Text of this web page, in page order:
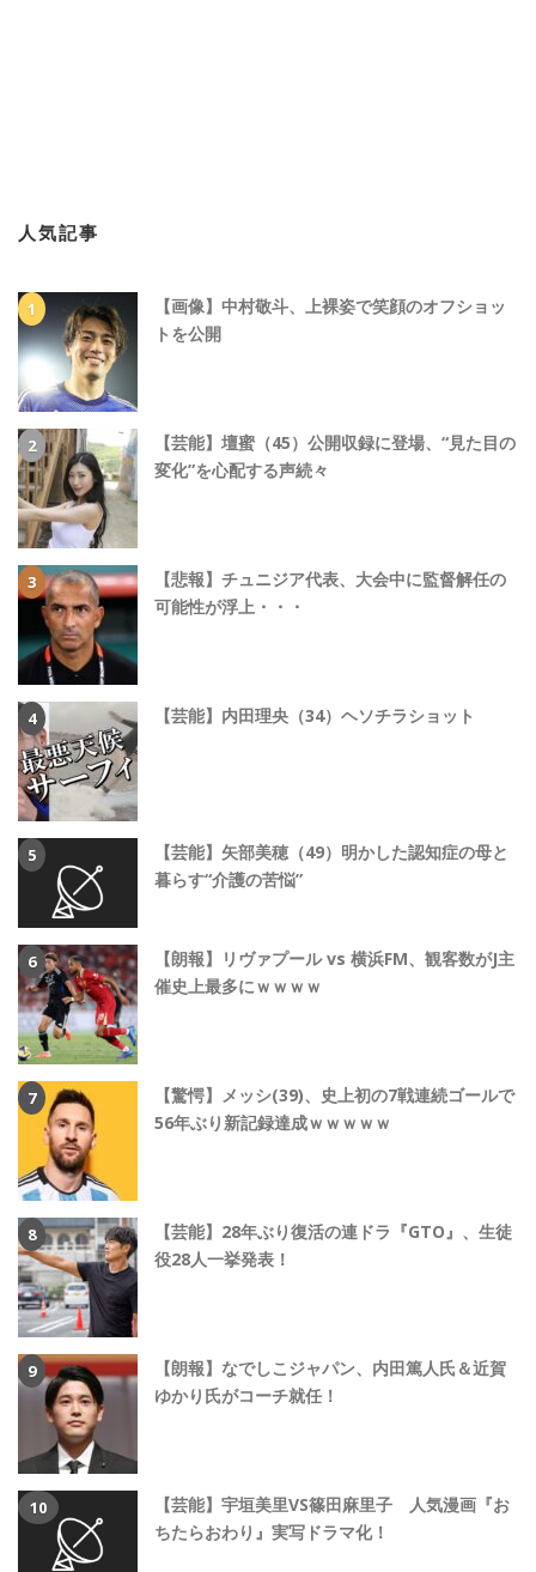
人気記事
【画像】中村敬斗、上裸姿で笑顔のオフショッ
トを公開
【芸能】壇蜜（45）公開収録に登場、“見た目の
変化”を心配する声続々
【悲報】チュニジア代表、大会中に監督解任の
可能性が浮上・・・
【芸能】内田理央（34）ヘソチラショット
【芸能】矢部美穂（49）明かした認知症の母と
暮らす“介護の苦悩”
【朗報】リヴァプール vs 横浜FM、観客数がJ主
催史上最多にｗｗｗｗ
【驚愕】メッシ(39)、史上初の7戦連続ゴールで
56年ぶり新記録達成ｗｗｗｗｗ
【芸能】28年ぶり復活の連ドラ『GTO』、生徒
役28人一挙発表！
【朗報】なでしこジャパン、内田篤人氏＆近賀
ゆかり氏がコーチ就任！
【芸能】宇垣美里VS篠田麻里子 人気漫画『お
ちたらおわり』実写ドラマ化！